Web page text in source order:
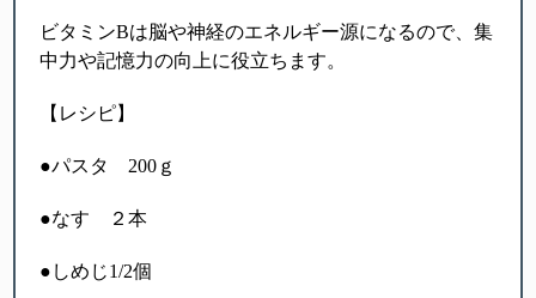
ビタミンBは脳や神経のエネルギー源になるので、集
中力や記憶力の向上に役立ちます。
【レシピ】
●パスタ 200ｇ
●なす ２本
●しめじ1/2個